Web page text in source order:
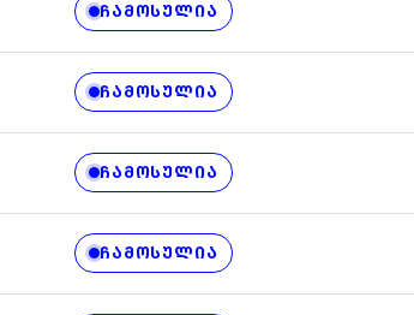
ᲩᲐᲛᲝᲡᲣᲚᲘᲐ
ᲩᲐᲛᲝᲡᲣᲚᲘᲐ
ᲩᲐᲛᲝᲡᲣᲚᲘᲐ
ᲩᲐᲛᲝᲡᲣᲚᲘᲐ